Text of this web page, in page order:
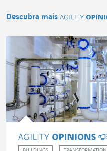
Descubra mais